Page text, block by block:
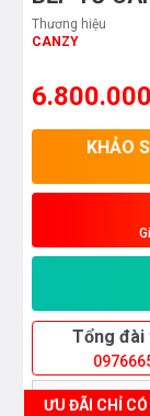
Thương hiệu
CANZY
KHẢO
Tổng đài
ƯU ĐÃI CHỈ